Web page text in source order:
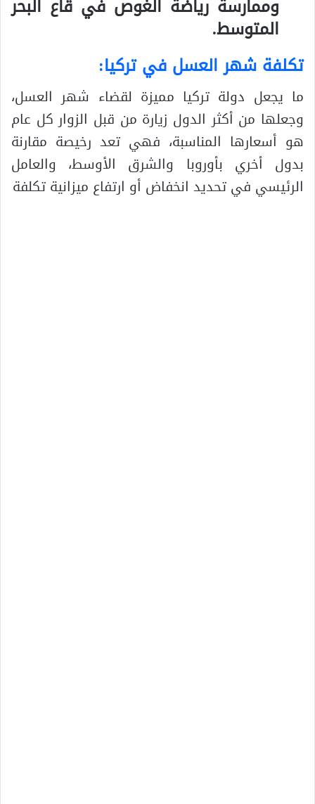
وممارسة رياضة الغوص في قاع البحر
المتوسط.
تكلفة شهر العسل في تركيا:
ما يجعل دولة تركيا مميزة لقضاء شهر العسل،
وجعلها من أكثر الدول زيارة من قبل الزوار كل عام
هو أسعارها المناسبة، فهي تعد رخيصة مقارنة
بدول أخري بأوروبا والشرق الأوسط، والعامل
الرئيسي في تحديد انخفاض أو ارتفاع ميزانية تكلفة